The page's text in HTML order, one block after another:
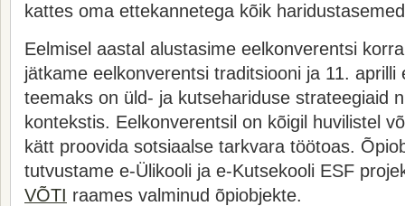
kattes oma ettekannetega kõik
Eelmisel aastal alustasime eelkonverentsi
jätkame eelkonverentsi traditsiooni ja 11. aprilli
teemaks on üld- ja kutsehariduse strateegiaid
kontekstis. Eelkonverentsil on kõigil huvilistel
kätt proovida sotsiaalse tarkvara töötoas.
tutvustame e-Ülikooli ja e-Kutsekooli ESF
VÕTI raames valminud õpiobjekte.